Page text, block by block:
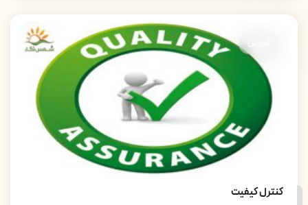
آموزش
کنترل کیفیت